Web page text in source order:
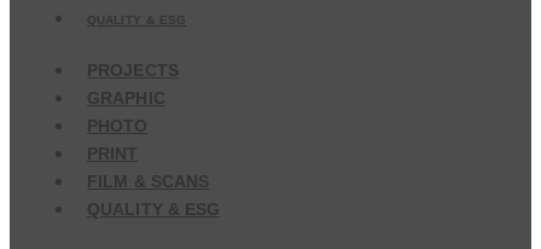
QUALITY & ESG
PROJECTS
GRAPHIC
PHOTO
PRINT
FILM & SCANS
QUALITY & ESG